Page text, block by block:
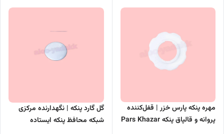
مهره پنکه پارس خزر | قفل‌کننده
پروانه و قالپاق پنکه Pars Khazar
گل گارد پنکه | نگهدارنده مرکزی
شبکه محافظ پنکه ایستاده